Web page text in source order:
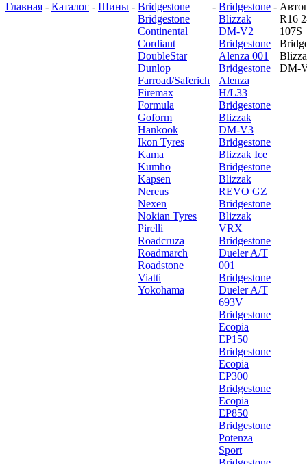
Главная - Каталог - Шины - Bridgestone
Bridgestone
Continental
Cordiant
DoubleStar
Dunlop
Farroad/Saferich
Firemax
Formula
Goform
Hankook
Ikon Tyres
Kama
Kumho
Kapsen
Nereus
Nexen
Nokian Tyres
Pirelli
Roadcruza
Roadmarch
Roadstone
Viatti
Yokohama
- Bridgestone
Blizzak
DM-V2
Bridgestone
Alenza 001
Bridgestone
Alenza
H/L33
Bridgestone
Blizzak
DM-V3
Bridgestone
Blizzak Ice
Bridgestone
Blizzak
REVO GZ
Bridgestone
Blizzak
VRX
Bridgestone
Dueler A/T
001
Bridgestone
Dueler A/T
693V
Bridgestone
Ecopia
EP150
Bridgestone
Ecopia
EP300
Bridgestone
Ecopia
EP850
Bridgestone
Potenza
Sport
-
R16
107S
DM-